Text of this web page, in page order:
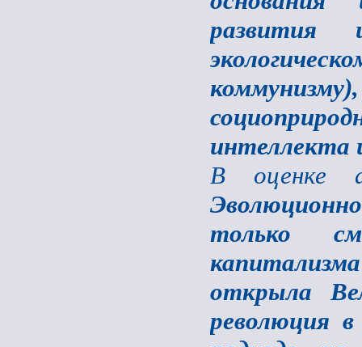
интеллекта
В оценке
только
открыла
революция